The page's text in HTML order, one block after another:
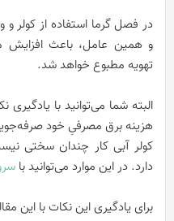
در فصل گرما استفاده از کولر
و همین عامل، باعث
تهویه مطبوع خواهد شد.
البته شما می‌توانید با یادگیری
هزینه برق مصرفیِ خود
کولر آبی کار چندان سختی
دارد. در این موارد می‌توانید با
برای یادگیری این نکات با این